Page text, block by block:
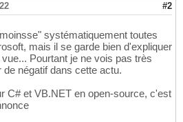
#2
systématiquement toutes
mais il se garde bien d'expliquer
Pourtant je ne vois pas très
négatif dans cette actu.
C# et VB.NET en open-source, c'est